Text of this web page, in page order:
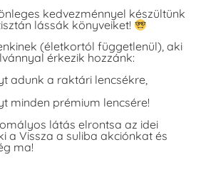
kedvezménnyel készültünk
lássák könyveiket!
(életkortól függetlenül), aki
érkezik hozzánk:
adunk a raktári lencsékre,
minden prémium lencsére!
látás elrontsa az idei
a Vissza a suliba akciónkat és
ma!